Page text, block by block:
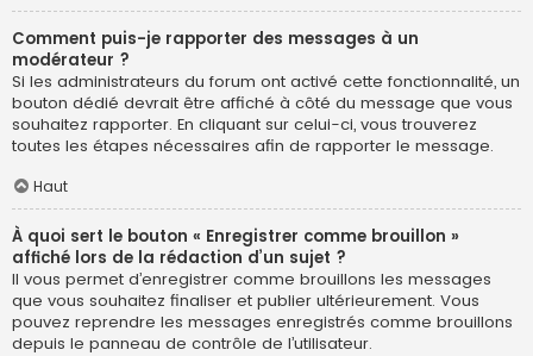
Comment puis-je rapporter des messages à un
modérateur ?
Si les administrateurs du forum ont activé cette fonctionnalité, un
bouton dédié devrait être affiché à côté du message que vous
souhaitez rapporter. En cliquant sur celui-ci, vous trouverez
toutes les étapes nécessaires afin de rapporter le message.
Haut
À quoi sert le bouton « Enregistrer comme brouillon »
affiché lors de la rédaction d’un sujet ?
Il vous permet d’enregistrer comme brouillons les messages
que vous souhaitez finaliser et publier ultérieurement. Vous
pouvez reprendre les messages enregistrés comme brouillons
depuis le panneau de contrôle de l’utilisateur.